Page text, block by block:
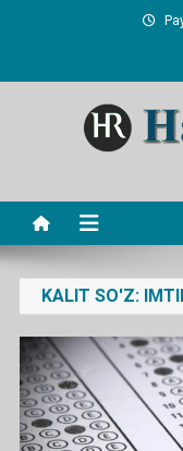
KALIT SO'Z: